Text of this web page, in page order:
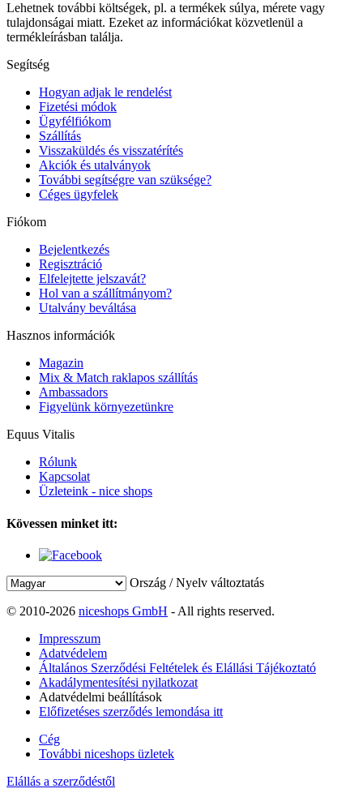
Lehetnek további költségek, pl. a termékek súlya, mérete vagy
tulajdonságai miatt. Ezeket az információkat közvetlenül a
termékleírásban találja.
Segítség
Hogyan adjak le rendelést
Fizetési módok
Ügyfélfiókom
Szállítás
Visszaküldés és visszatérítés
Akciók és utalványok
További segítségre van szüksége?
Céges ügyfelek
Fiókom
Bejelentkezés
Regisztráció
Elfelejtette jelszavát?
Hol van a szállítmányom?
Utalvány beváltása
Hasznos információk
Magazin
Mix & Match raklapos szállítás
Ambassadors
Figyelünk környezetünkre
Equus Vitalis
Rólunk
Kapcsolat
Üzleteink - nice shops
Kövessen minket itt:
Ország / Nyelv változtatás
© 2010-2026 niceshops GmbH - All rights reserved.
Impresszum
Adatvédelem
Általános Szerződési Feltételek és Elállási Tájékoztató
Akadálymentesítési nyilatkozat
Adatvédelmi beállítások
Előfizetéses szerződés lemondása itt
Cég
További niceshops üzletek
Elállás a szerződéstől